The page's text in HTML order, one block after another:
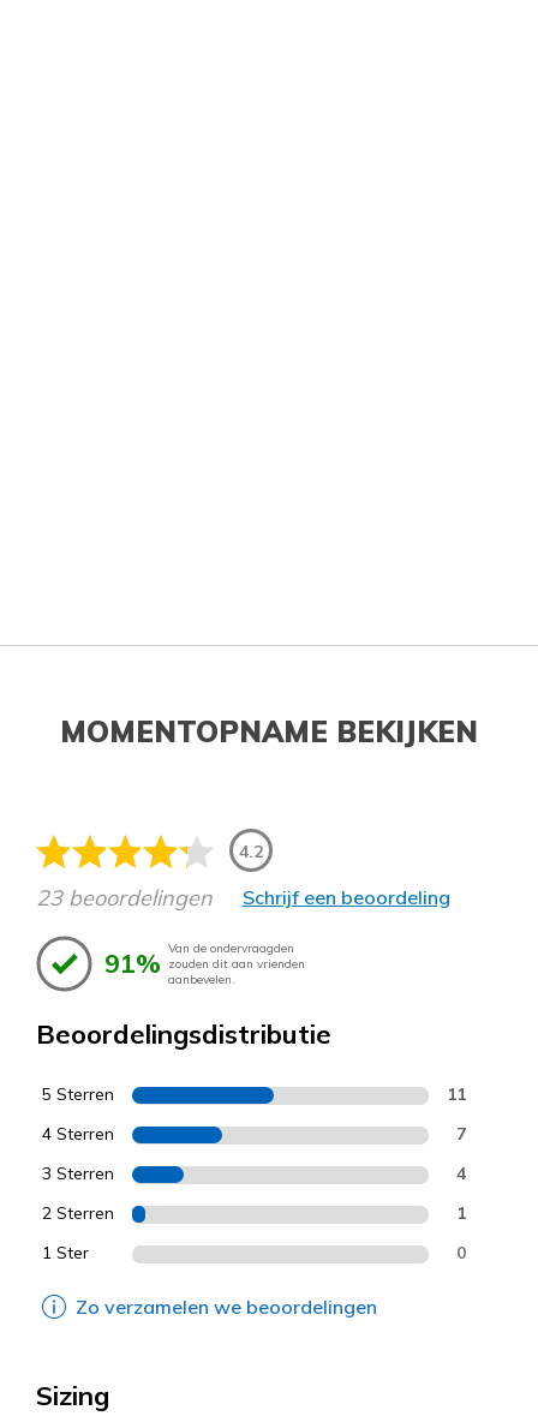
MOMENTOPNAME BEKIJKEN
4.2
23 beoordelingen Schrijf een beoordeling
91% Van de ondervraagden
zouden dit aan vrienden
aanbevelen.
Beoordelingsdistributie
5 Sterren 11
4 Sterren 7
3 Sterren 4
2 Sterren 1
1 Ster 0
Zo verzamelen we beoordelingen
Sizing